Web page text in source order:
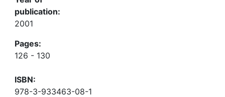
publication:
2001
Pages:
126 - 130
ISBN:
978-3-933463-08-1